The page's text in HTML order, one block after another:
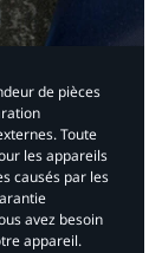
de pièces
Toute
les appareils
causés par les
avez besoin
appareil.​